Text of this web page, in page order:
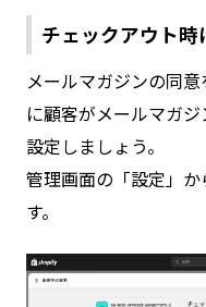
チェックアウト時
メールマガジンの同
に顧客がメールマガ
設定しましょう。
管理画面の「設定」
す。